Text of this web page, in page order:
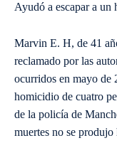
Ayudó a escapar a un
Marvin E. H, de 41
reclamado por las
ocurridos en mayo de
homicidio de cuatro
de la policía de
muertes no se produjo